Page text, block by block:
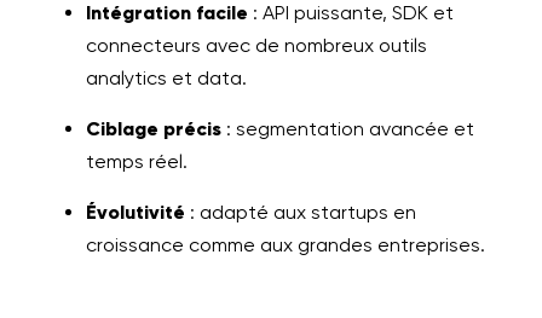
Intégration facile : API puissante, SDK et
connecteurs avec de nombreux outils
analytics et data.
Ciblage précis : segmentation avancée et
temps réel.
Évolutivité : adapté aux startups en
croissance comme aux grandes entreprises.